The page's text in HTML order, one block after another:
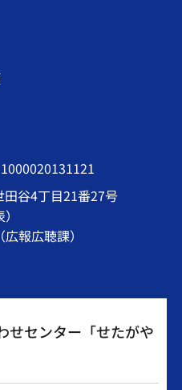
谷4丁目21番27号
報広聴課）
せセンター「せたがや